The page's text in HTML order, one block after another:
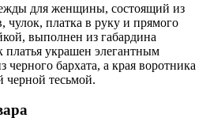
для женщины, состоящий из
чулок, платка в руку и прямого
выполнен из габардина
платья украшен элегантным
бархата, а края воротника
черной тесьмой.